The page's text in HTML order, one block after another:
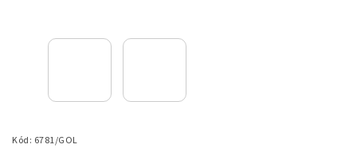
Kód: 6781/GOL